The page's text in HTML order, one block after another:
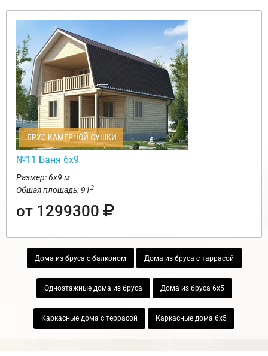
БРУС КАМЕРНОЙ СУШКИ
№11 Баня 6х9
Размер: 6х9 м
Общая площадь: 912
от 1299300
Дома из бруса с балконом Дома из бруса с таррасой
Одноэтажные дома из бруса Дома из бруса 6х5
Каркасные дома с террасой Каркасные дома 6х5